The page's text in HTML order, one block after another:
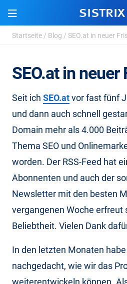
Startseite / Blog / SEO.at in neuer
SEO.at in neuer
Seit ich SEO.atvor fast fünf
und dann auch schnell
Domain mehr als 4.000
Thema SEO und
worden. Der RSS-Feed hat
Abonnenten und auch der
Newsletter mit den besten
vergangenen Woche erfreut
Beliebtheit. Vielen Dank
In den letzten Monaten
nachgedacht, wie wir das
weiterentwickeln können.